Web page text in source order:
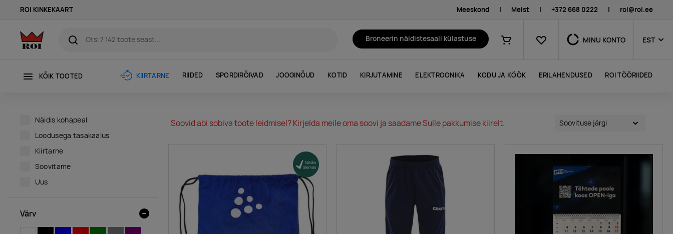
ROI KINKEKAART Meeskond | Meist | +372 668 0222 | roi@roi.ee
Broneerin näidistesaali külastuse
Ostukorv
Lemmikud MINU KONTO EST
KÕIK TOOTED KIIRTARNE RIIDED SPORDIRÕIVAD JOOGINÕUD KOTID KIRJUTAMINE ELEKTROONIKA KODU JA KÖÖK ERILAHENDUSED ROI TÖÖRIIDED
Soovid abi sobiva toote leidmisel? Kirjelda meile oma soovi ja saadame Sulle pakkumise kiirelt.
Näidis kohapeal
Loodusega tasakaalus
Kiirtarne
Soovitame
Uus
Värv